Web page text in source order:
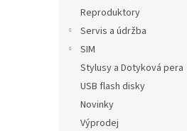
Reproduktory
Servis a údržba
SIM
Stylusy a Dotyková pera
USB flash disky
Novinky
Výprodej